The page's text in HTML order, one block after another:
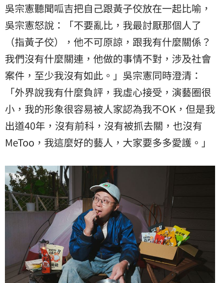
吳宗憲聽聞呱吉把自己跟黃子佼放在一起比喻，
吳宗憲怒說：「不要亂比，我最討厭那個人了
（指黃子佼），他不可原諒，跟我有什麼關係？
我們沒有什麼關連，他做的事情不對，涉及社會
案件，至少我沒有如此。」吳宗憲同時澄清：
「外界說我有什麼負評，我虛心接受，演藝圈很
小，我的形象很容易被人家認為我不OK，但是我
出道40年，沒有前科，沒有被抓去關，也沒有
MeToo，我這麼好的藝人，大家要多多愛護。」